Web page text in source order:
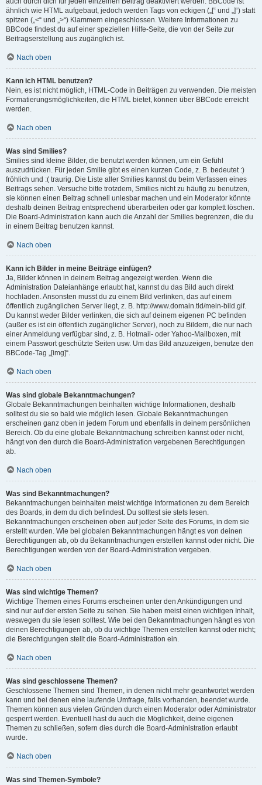
ähnlich wie HTML aufgebaut, jedoch werden Tags von eckigen („[“ und „]“) statt
spitzen („<“ und „>“) Klammern eingeschlossen. Weitere Informationen zu
BBCode findest du auf einer speziellen Hilfe-Seite, die von der Seite zur
Beitragserstellung aus zugänglich ist.
Nach oben
Kann ich HTML benutzen?
Nein, es ist nicht möglich, HTML-Code in Beiträgen zu verwenden. Die meisten
Formatierungsmöglichkeiten, die HTML bietet, können über BBCode erreicht
werden.
Nach oben
Was sind Smilies?
Smilies sind kleine Bilder, die benutzt werden können, um ein Gefühl
auszudrücken. Für jeden Smilie gibt es einen kurzen Code, z. B. bedeutet :)
fröhlich und :( traurig. Die Liste aller Smilies kannst du beim Verfassen eines
Beitrags sehen. Versuche bitte trotzdem, Smilies nicht zu häufig zu benutzen,
sie können einen Beitrag schnell unlesbar machen und ein Moderator könnte
deshalb deinen Beitrag entsprechend überarbeiten oder gar komplett löschen.
Die Board-Administration kann auch die Anzahl der Smilies begrenzen, die du
in einem Beitrag benutzen kannst.
Nach oben
Kann ich Bilder in meine Beiträge einfügen?
Ja, Bilder können in deinem Beitrag angezeigt werden. Wenn die
Administration Dateianhänge erlaubt hat, kannst du das Bild auch direkt
hochladen. Ansonsten musst du zu einem Bild verlinken, das auf einem
öffentlich zugänglichen Server liegt, z. B. http://www.domain.tld/mein-bild.gif.
Du kannst weder Bilder verlinken, die sich auf deinem eigenen PC befinden
(außer es ist ein öffentlich zugänglicher Server), noch zu Bildern, die nur nach
einer Anmeldung verfügbar sind, z. B. Hotmail- oder Yahoo-Mailboxen, mit
einem Passwort geschützte Seiten usw. Um das Bild anzuzeigen, benutze den
BBCode-Tag „[img]“.
Nach oben
Was sind globale Bekanntmachungen?
Globale Bekanntmachungen beinhalten wichtige Informationen, deshalb
solltest du sie so bald wie möglich lesen. Globale Bekanntmachungen
erscheinen ganz oben in jedem Forum und ebenfalls in deinem persönlichen
Bereich. Ob du eine globale Bekanntmachung schreiben kannst oder nicht,
hängt von den durch die Board-Administration vergebenen Berechtigungen
ab.
Nach oben
Was sind Bekanntmachungen?
Bekanntmachungen beinhalten meist wichtige Informationen zu dem Bereich
des Boards, in dem du dich befindest. Du solltest sie stets lesen.
Bekanntmachungen erscheinen oben auf jeder Seite des Forums, in dem sie
erstellt wurden. Wie bei globalen Bekanntmachungen hängt es von deinen
Berechtigungen ab, ob du Bekanntmachungen erstellen kannst oder nicht. Die
Berechtigungen werden von der Board-Administration vergeben.
Nach oben
Was sind wichtige Themen?
Wichtige Themen eines Forums erscheinen unter den Ankündigungen und
sind nur auf der ersten Seite zu sehen. Sie haben meist einen wichtigen Inhalt,
weswegen du sie lesen solltest. Wie bei den Bekanntmachungen hängt es von
deinen Berechtigungen ab, ob du wichtige Themen erstellen kannst oder nicht;
die Berechtigungen stellt die Board-Administration ein.
Nach oben
Was sind geschlossene Themen?
Geschlossene Themen sind Themen, in denen nicht mehr geantwortet werden
kann und bei denen eine laufende Umfrage, falls vorhanden, beendet wurde.
Themen können aus vielen Gründen durch einen Moderator oder Administrator
gesperrt werden. Eventuell hast du auch die Möglichkeit, deine eigenen
Themen zu schließen, sofern dies durch die Board-Administration erlaubt
wurde.
Nach oben
Was sind Themen-Symbole?